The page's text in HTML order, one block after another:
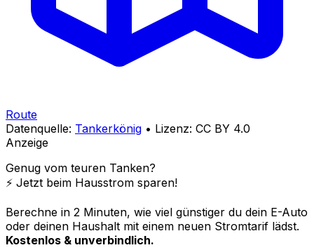
Route
Datenquelle: Tankerkönig • Lizenz: CC BY 4.0
Anzeige
Genug vom teuren Tanken?
⚡️ Jetzt beim Hausstrom sparen!
Berechne in 2 Minuten, wie viel günstiger du dein E-Auto
oder deinen Haushalt mit einem neuen Stromtarif lädst.
Kostenlos & unverbindlich.